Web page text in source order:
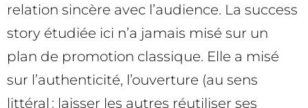
relation sincère avec l’audience. La success
story étudiée ici n’a jamais misé sur un
plan de promotion classique. Elle a misé
sur l’authenticité, l’ouverture (au sens
littéral : laisser les autres réutiliser ses